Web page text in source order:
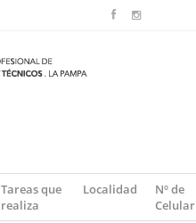
Tareas que
realiza
Localidad
Nº de
Celular